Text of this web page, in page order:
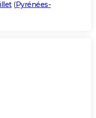
(Pyrénées-